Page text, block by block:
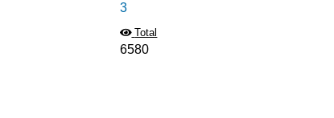
3
Total
6580